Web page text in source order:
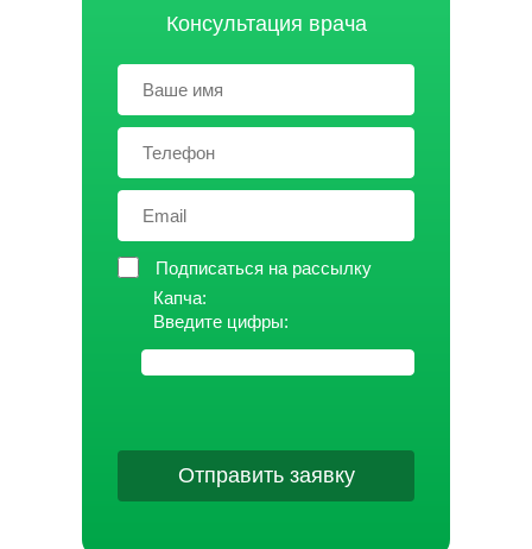
Консультация врача
Подписаться на рассылку
Капча:
Введите цифры:
Отправить заявку